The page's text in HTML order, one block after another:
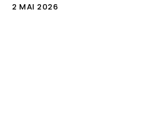
2 MAI 2026